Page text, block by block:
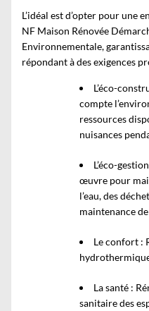
L’idéal est d’opter pour une
NF Maison Rénovée
Environnementale,
répondant à des exigences
L’éco-
compte
ressources
nuisances
L’éco-
œuvre pour
l’eau, des
maintenance
Le confort :
La santé :
sanitaire des